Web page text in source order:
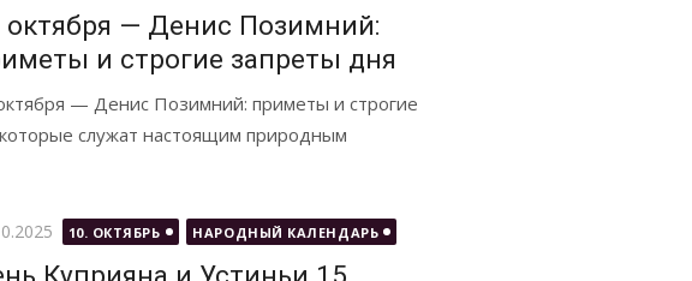
октября — Денис Позимний:
и строгие запреты дня
— Денис Позимний: приметы и строгие
служат настоящим природным
10. ОКТЯБРЬ НАРОДНЫЙ КАЛЕНДАРЬ